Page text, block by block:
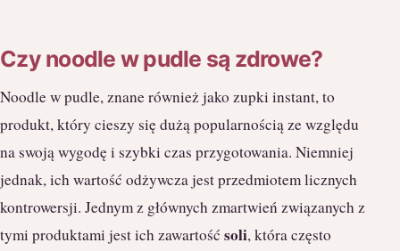
Czy noodle w pudle są zdrowe?
Noodle w pudle, znane również jako zupki instant, to
produkt, który cieszy się dużą popularnością ze względu
na swoją wygodę i szybki czas przygotowania. Niemniej
jednak, ich wartość odżywcza jest przedmiotem licznych
kontrowersji. Jednym z głównych zmartwień związanych z
tymi produktami jest ich zawartość soli, która często